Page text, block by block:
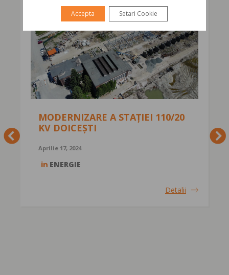
Aprilie 17, 2024
in ENERGIE
MODERNIZARE A STAȚIEI 110/20
KV DOICEȘTI
Accepta Setari Cookie